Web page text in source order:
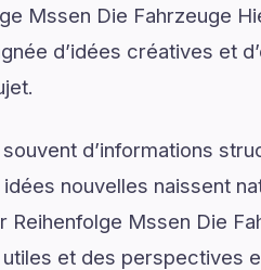
Mssen Die Fahrzeuge
d’idées créatives et
d’informations
nouvelles naissent
Reihenfolge Mssen Die
et des perspectives